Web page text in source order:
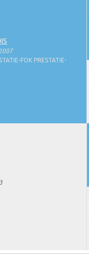
FOK PRESTATIE-